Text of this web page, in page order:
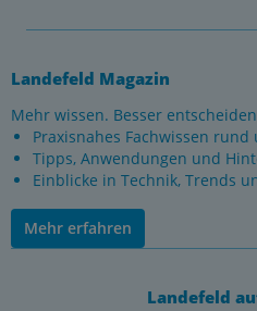
Landefeld Magazin
Mehr wissen. Besser
Praxisnahes Fachwissen
Tipps, Anwendungen und
Einblicke in Technik, Trends
Mehr erfahren
Landefeld